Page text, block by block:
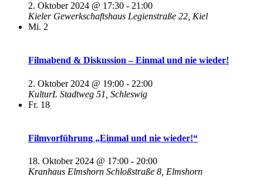
2. Oktober 2024 @ 17:30 - 21:00
Kieler Gewerkschaftshaus Legienstraße 22, Kiel
Mi. 2
Filmabend & Diskussion – Einmal und nie wieder!
2. Oktober 2024 @ 19:00 - 22:00
KulturL Stadtweg 51, Schleswig
Fr. 18
Filmvorführung „Einmal und nie wieder!“
18. Oktober 2024 @ 17:00 - 20:00
Kranhaus Elmshorn Schloßstraße 8, Elmshorn